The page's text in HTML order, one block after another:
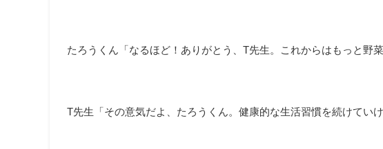
たろうくん「なるほど！ありがとう、T先生。これからはもっと野
T先生「その意気だよ、たろうくん。健康的な生活習慣を続けてい